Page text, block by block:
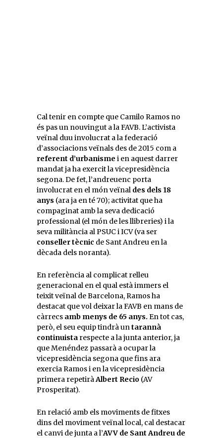
Cal tenir en compte que Camilo Ramos no
és pas un nouvingut a la FAVB. L’activista
veïnal duu involucrat a la federació
d’associacions veïnals des de 2015 com a
referent d’urbanisme i en aquest darrer
mandat ja ha exercit la vicepresidència
segona. De fet, l’andreuenc porta
involucrat en el món veïnal des dels 18
anys (ara ja en té 70); activitat que ha
compaginat amb la seva dedicació
professional (el món de les llibreries) i la
seva militància al PSUC i ICV (va ser
conseller tècnic de Sant Andreu en la
dècada dels noranta).
En referència al complicat relleu
generacional en el qual està immers el
teixit veïnal de Barcelona, Ramos ha
destacat que vol deixar la FAVB en mans de
càrrecs amb menys de 65 anys. En tot cas,
però, el seu equip tindrà un tarannà
continuista respecte a la junta anterior, ja
que Menéndez passarà a ocupar la
vicepresidència segona que fins ara
exercia Ramos i en la vicepresidència
primera repetirà Albert Recio (AV
Prosperitat).
En relació amb els moviments de fitxes
dins del moviment veïnal local, cal destacar
el canvi de junta a l’AVV de Sant Andreu de